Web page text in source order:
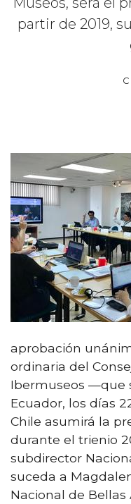
partir de 2019,
aprobación
ordinaria del
Ibermuseos —que
Ecuador, los días
Chile asumirá la
durante el trienio
subdirector
suceda a
Nacional de Bellas